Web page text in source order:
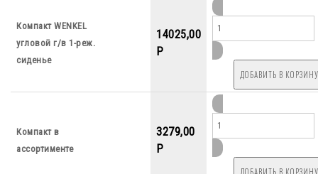
Компакт WENKEL
угловой г/в 1-реж.
сиденье
14025,00
P
Компакт в
ассортименте
3279,00
P